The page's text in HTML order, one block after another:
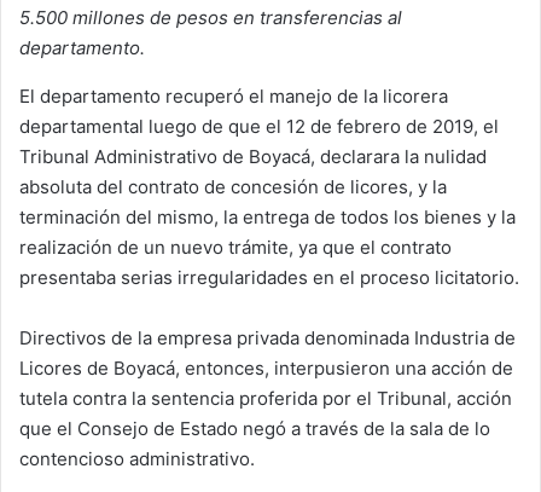
5.500 millones de pesos en transferencias al
departamento.
El departamento recuperó el manejo de la licorera
departamental luego de que el 12 de febrero de 2019, el
Tribunal Administrativo de Boyacá, declarara la nulidad
absoluta del contrato de concesión de licores, y la
terminación del mismo, la entrega de todos los bienes y la
realización de un nuevo trámite, ya que el contrato
presentaba serias irregularidades en el proceso licitatorio.
Directivos de la empresa privada denominada Industria de
Licores de Boyacá, entonces, interpusieron una acción de
tutela contra la sentencia proferida por el Tribunal, acción
que el Consejo de Estado negó a través de la sala de lo
contencioso administrativo.